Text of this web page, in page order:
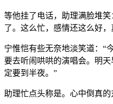
等他挂了电话，助理满脸堆
了。这么忙，感情还这么好
宁惟恺有些无奈地淡笑道：“
要去听闹哄哄的演唱会。明
定要到半夜。”
助理忙点头称是。心中倒真